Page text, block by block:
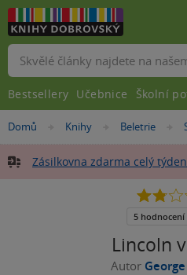
Nacházíte
zde:
Domů »
Knihy »
Beletrie
Zásilkovna zdarma celý
Lincoln
Autor
1.8
5
5 hodnocení
Vyhledávání
Bestsellery Učebnice Školní